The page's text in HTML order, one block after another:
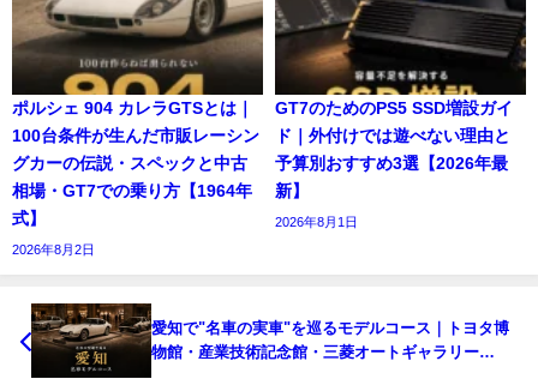
ポルシェ 904 カレラGTSとは｜
100台条件が生んだ市販レーシン
グカーの伝説・スペックと中古
相場・GT7での乗り方【1964年
式】
2026年8月2日
GT7のためのPS5 SSD増設ガイ
ド｜外付けでは遊べない理由と
予算別おすすめ3選【2026年最
新】
2026年8月1日
愛知で"名車の実車"を巡るモデルコース｜トヨタ博
物館・産業技術記念館・三菱オートギャラリー